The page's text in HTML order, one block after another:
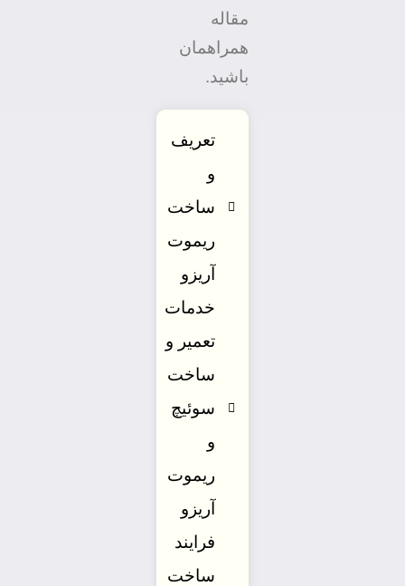
مقاله
همراهمان
باشید.
تعریف
و
ساخت
ریموت
آریزو
خدمات
تعمیر و
ساخت
سوئیچ
و
ریموت
آریزو
فرایند
ساخت